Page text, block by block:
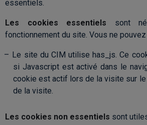
essentiels.
Les cookies essentiels
sont
fonctionnement du site. Vous ne
Le site du CIM utilise has_js. Ce
si Javascript est activé dans le
cookie est actif lors de la visite sur
de la visite.
Les cookies non essentiels sont